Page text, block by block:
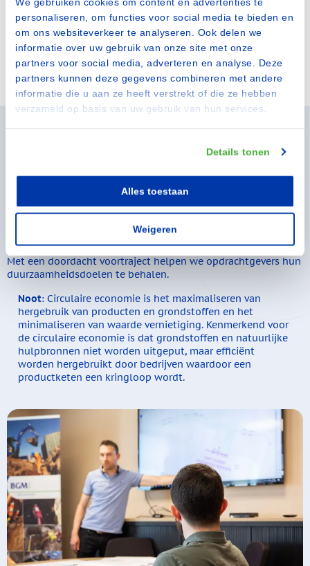
personaliseren, om functies voor social media te bieden en
om ons websiteverkeer te analyseren. Ook delen we
informatie over uw gebruik van onze site met onze
partners voor social media, adverteren en analyse. Deze
partners kunnen deze gegevens combineren met andere
informatie die u aan ze heeft verstrekt of die ze hebben
verzameld op basis van uw gebruik van hun services.
Details tonen
Alles toestaan
Weigeren
circulaire
Wij ondersteunen de circulaire ambitie van 2050 met een
kiezen voor minimaal onderhoud en hergebruik, beperken we
afval, besparen grondstoffen en verminderen CO₂-uitstoot.
Met een doordacht voortraject helpen we opdrachtgevers hun
duurzaamheidsdoelen te behalen.
Noot: Circulaire economie is het maximaliseren van
hergebruik van producten en grondstoffen en het
minimaliseren van waarde vernietiging. Kenmerkend voor
de circulaire economie is dat grondstoffen en natuurlijke
hulpbronnen niet worden uitgeput, maar efficiënt
worden hergebruikt door bedrijven waardoor een
productketen een kringloop wordt.